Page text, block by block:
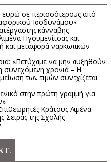
ευρώ σε περισσότερους από
Ισοδυνάμου»
κάνναβης
Ηγουμενίτσας και
και μεταφορά ναρκωτικών
«Πετύχαμε να μην αυξηθούν
συνεχόμενη χρονιά – Η
των τιμών συνεχίζεται
στην πρώτη γραμμή για
Κράτους Λιμένα
Σειράς της Σχολής